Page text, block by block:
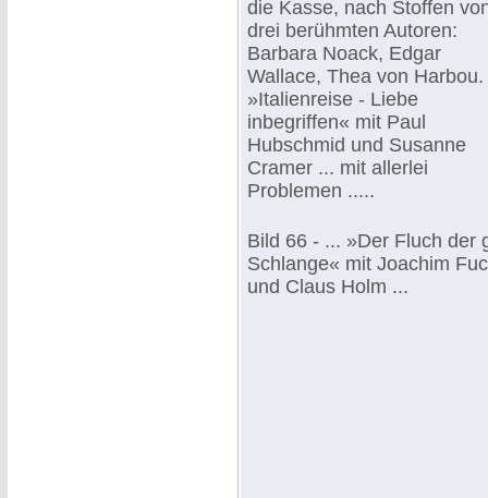
die Kasse, nach Stoffen
drei berühmten Autoren:
Barbara Noack, Edgar
Wallace, Thea von Harbou.
»Italienreise - Liebe
inbegriffen« mit Paul
Hubschmid und Susanne
Cramer ... mit allerlei
Problemen .....
Bild 66 - ... »Der Fluch der
Schlange« mit Joachim
und Claus Holm ...